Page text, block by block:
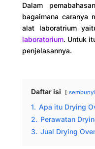
Dalam
bagaimana caranya
alat laboratrium
laboratorium. Untuk
penjelasannya.
Daftar isi
1. Apa itu Drying
2. Perawatan
3. Jual Drying